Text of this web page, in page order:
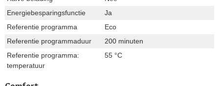
Energiebesparingsfunctie
Ja
Referentie programma
Eco
Referentie programmaduur
200 minuten
Referentie programma:
temperatuur
55 °C